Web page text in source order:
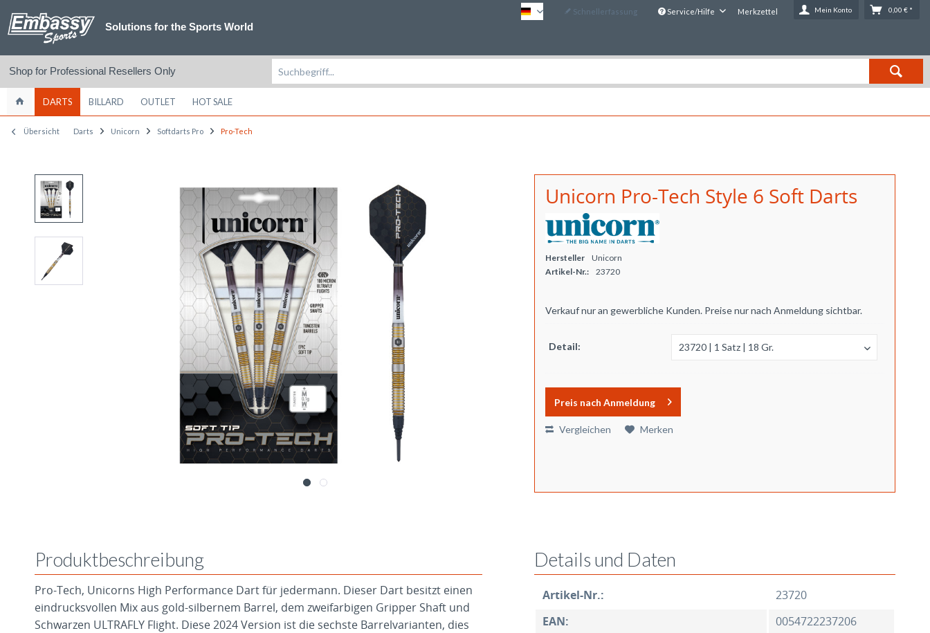
DE Schnellerfassung Service/Hilfe
Solutions for the Sports World
Merkzettel Mein Konto 0,00 € *
Shop for Professional Resellers Only
DARTS BILLARD OUTLET HOT SALE
Übersicht Darts Unicorn Softdarts Pro Pro-Tech
Unicorn Pro-Tech Style 6 Soft Darts
Hersteller
Unicorn
Artikel-Nr.:
23720
Verkauf nur an gewerbliche Kunden. Preise nur nach Anmeldung sichtbar.
Detail:
Preis nach Anmeldung
Vergleichen Merken
Produktbeschreibung
Pro-Tech, Unicorns High Performance Dart für jedermann. Dieser Dart besitzt einen
eindrucksvollen Mix aus gold-silbernem Barrel, dem zweifarbigen Gripper Shaft und
Schwarzen ULTRAFLY Flight. Diese 2024 Version ist die sechste Barrelvarianten, dies
Details und Daten
Artikel-Nr.:
23720
EAN:
0054722237206